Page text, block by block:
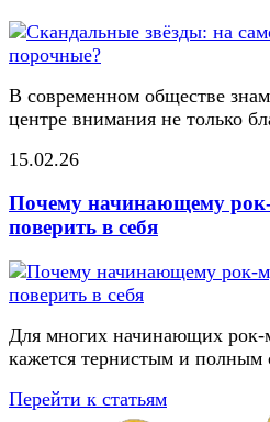
В современном обществе
центре внимания не только
15.02.26
Почему начинающему
поверить в себя
Для многих начинающих рок-
кажется тернистым и
Перейти к статьям